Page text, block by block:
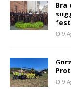
Bra
9
9